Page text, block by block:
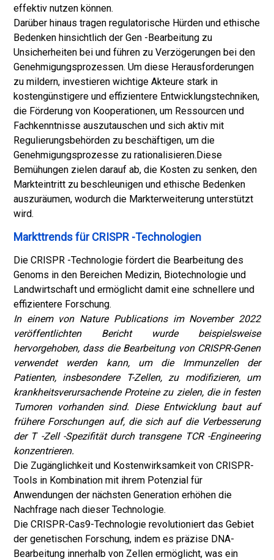
effektiv nutzen können.
Darüber hinaus tragen regulatorische Hürden und ethische
Bedenken hinsichtlich der Gen -Bearbeitung zu
Unsicherheiten bei und führen zu Verzögerungen bei den
Genehmigungsprozessen. Um diese Herausforderungen
zu mildern, investieren wichtige Akteure stark in
kostengünstigere und effizientere Entwicklungstechniken,
die Förderung von Kooperationen, um Ressourcen und
Fachkenntnisse auszutauschen und sich aktiv mit
Regulierungsbehörden zu beschäftigen, um die
Genehmigungsprozesse zu rationalisieren.Diese
Bemühungen zielen darauf ab, die Kosten zu senken, den
Markteintritt zu beschleunigen und ethische Bedenken
auszuräumen, wodurch die Markterweiterung unterstützt
wird.
Markttrends für CRISPR -Technologien
Die CRISPR -Technologie fördert die Bearbeitung des
Genoms in den Bereichen Medizin, Biotechnologie und
Landwirtschaft und ermöglicht damit eine schnellere und
effizientere Forschung.
In einem von Nature Publications im November 2022
veröffentlichten Bericht wurde beispielsweise
hervorgehoben, dass die Bearbeitung von CRISPR-Genen
verwendet werden kann, um die Immunzellen der
Patienten, insbesondere T-Zellen, zu modifizieren, um
krankheitsverursachende Proteine zu zielen, die in festen
Tumoren vorhanden sind. Diese Entwicklung baut auf
frühere Forschungen auf, die sich auf die Verbesserung
der T -Zell -Spezifität durch transgene TCR -Engineering
konzentrieren.
Die Zugänglichkeit und Kostenwirksamkeit von CRISPR-
Tools in Kombination mit ihrem Potenzial für
Anwendungen der nächsten Generation erhöhen die
Nachfrage nach dieser Technologie.
Die CRISPR-Cas9-Technologie revolutioniert das Gebiet
der genetischen Forschung, indem es präzise DNA-
Bearbeitung innerhalb von Zellen ermöglicht, was ein